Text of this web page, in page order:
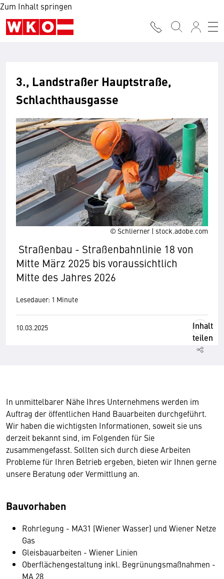
Zum Inhalt springen
© Schlierner | stock.adobe.com
3., Landstraßer Hauptstraße,
Schlachthausgasse
Straßenbau - Straßenbahnlinie 18 von
Mitte März 2025 bis voraussichtlich
Mitte des Jahres 2026
Lesedauer: 1 Minute
10.03.2025
Inhalt
teilen
In unmittelbarer Nähe Ihres Unternehmens werden im
Auftrag der öffentlichen Hand Bauarbeiten durchgeführt.
Wir haben die wichtigsten Informationen, soweit sie uns
derzeit bekannt sind, im Folgenden für Sie
zusammengefasst. Sollten sich durch diese Arbeiten
Probleme für Ihren Betrieb ergeben, bieten wir Ihnen gerne
unsere Beratung oder Vermittlung an.
Bauvorhaben
Rohrlegung - MA31 (Wiener Wasser) und Wiener Netze
Gas
Gleisbauarbeiten - Wiener Linien
Oberflächengestaltung inkl. Begrünungsmaßnahmen -
MA 28